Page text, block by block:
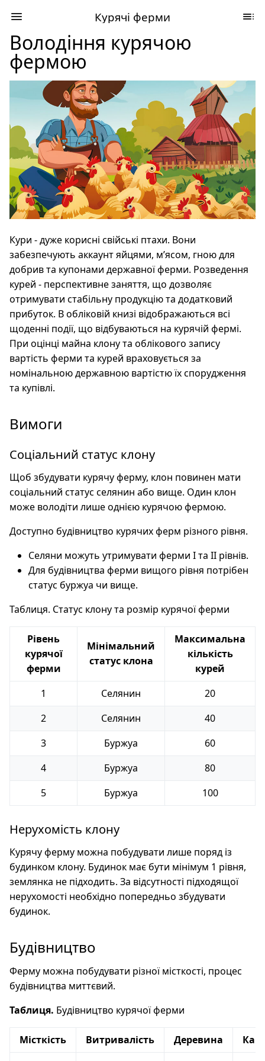
Курячі ферми
Володіння курячою
фермою
Кури - дуже корисні свійські птахи. Вони
забезпечують аккаунт яйцями, м’ясом, гною для
добрив та купонами державної ферми. Розведення
курей - перспективне заняття, що дозволяє
отримувати стабільну продукцію та додатковий
прибуток. В обліковій книзі відображаються всі
щоденні події, що відбуваються на курячій фермі.
При оцінці майна клону та облікового запису
вартість ферми та курей враховується за
номінальною державною вартістю їх спорудження
та купівлі.
Вимоги
Соціальний статус клону
Щоб збудувати курячу ферму, клон повинен мати
соціальний статус селянин або вище. Один клон
може володіти лише однією курячою фермою.
Доступно будівництво курячих ферм різного рівня.
Селяни можуть утримувати ферми І та ІІ рівнів.
Для будівництва ферми вищого рівня потрібен
статус буржуа чи вище.
Таблиця. Статус клону та розмір курячої ферми
Рівень
курячої
ферми
Мінімальний
статус клона
Максимальна
кількість
курей
1
Селянин
20
2
Селянин
40
3
Буржуа
60
4
Буржуа
80
5
Буржуа 100
Нерухомість клону
Курячу ферму можна побудувати лише поряд із
будинком клону. Будинок має бути мінімум 1 рівня,
землянка не підходить. За відсутності підходящої
нерухомості необхідно попередньо збудувати
будинок.
Будівництво
Ферму можна побудувати різної місткості, процес
будівництва миттєвий.
Таблиця. Будівництво курячої ферми
Місткість Витривалість Деревина